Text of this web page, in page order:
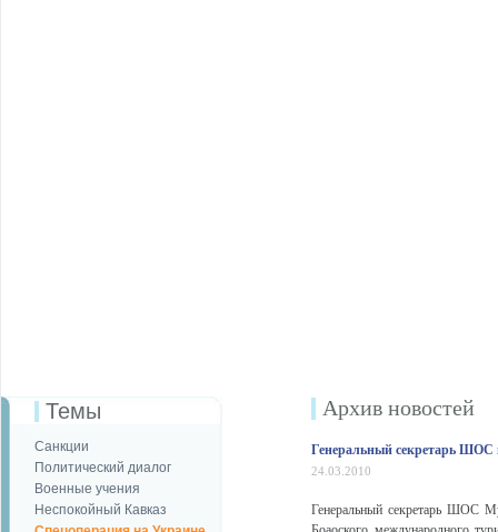
Темы
Санкции
Политический диалог
Военные учения
Неспокойный Кавказ
Архив новостей
Генеральный секретарь ШОС
24.03.2010
Генеральный секретарь ШОС